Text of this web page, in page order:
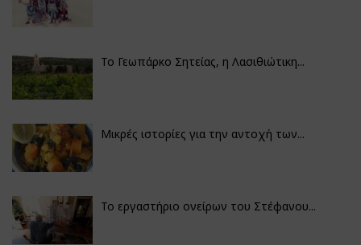
Το Γεωπάρκο Σητείας, η Λασιθιώτικη...
Μικρές ιστορίες για την αντοχή των...
Το εργαστήριο ονείρων του Στέφανου...